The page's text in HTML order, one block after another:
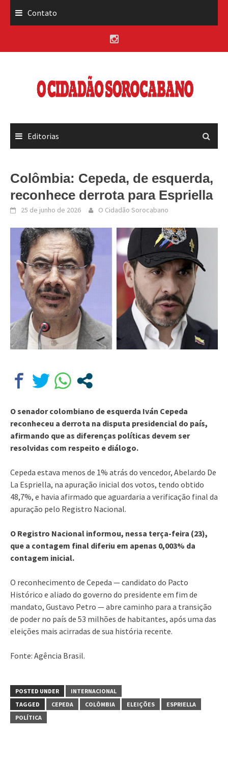
Contato
Editorias
Colômbia: Cepeda, de esquerda,
reconhece derrota para Espriella
25 de junho de 2026 O Cidadão Sorocabano
O senador colombiano de esquerda Iván Cepeda
reconheceu a derrota na disputa presidencial do país,
afirmando que as diferenças políticas devem ser
resolvidas com respeito e diálogo.
Cepeda estava menos de 1% atrás do vencedor, Abelardo De
La Espriella, na apuração inicial dos votos, tendo obtido
48,7%, e havia afirmado que aguardaria a verificação final da
apuração pelo Registro Nacional.
O Registro Nacional informou, nessa terça-feira (23),
que a contagem final diferiu em apenas 0,003% da
contagem inicial.
O reconhecimento de Cepeda — candidato do Pacto
Histórico e aliado do governo do presidente em fim de
mandato, Gustavo Petro — abre caminho para a transição
de poder no país de 53 milhões de habitantes, após uma das
eleições mais acirradas de sua história recente.
Fonte: Agência Brasil.
POSTED UNDER
INTERNACIONAL
TAGGED
CEPEDA COLÔMBIA ELEIÇÕES
ESPRIELLA
POLÍTICA